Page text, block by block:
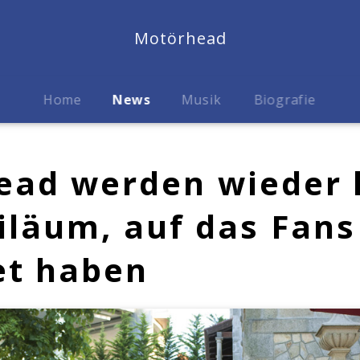
Motörhead
Home News Musik Biografie
werden wieder
auf das Fans
haben